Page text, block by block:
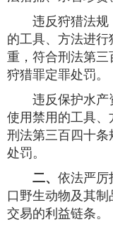
违反狩猎法规
的工具、方法进
重，符合刑法第
狩猎罪定罪处罚。
违反保护水产
使用禁用的工具
刑法第三百四十
处罚。
二、 依法严厉
口野生动物及其
交易的利益链条。